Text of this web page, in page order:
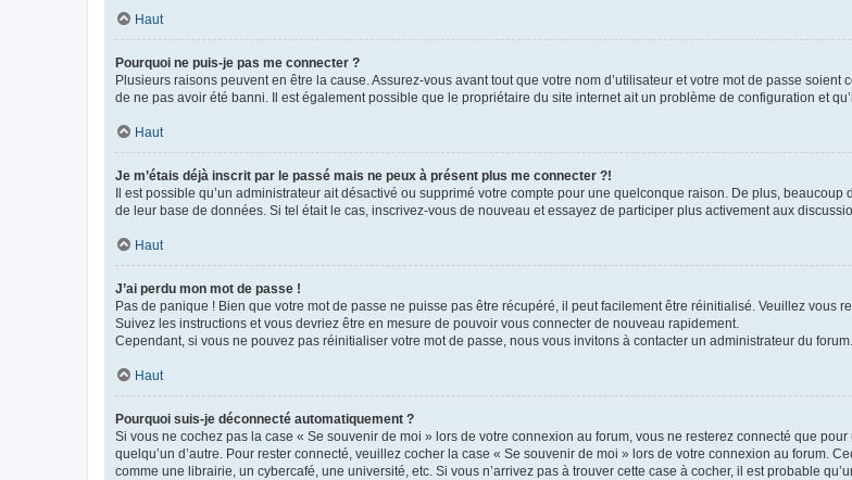
Haut
Pourquoi ne puis-je pas me connecter ?
Plusieurs raisons peuvent en être la cause. Assurez-vous avant tout que votre nom d’utilisateur et votre mot de passe
de ne pas avoir été banni. Il est également possible que le propriétaire du site internet ait un problème de configuration et
Haut
Je m’étais déjà inscrit par le passé mais ne peux à présent plus me connecter ?!
Il est possible qu’un administrateur ait désactivé ou supprimé votre compte pour une quelconque raison. De plus,
de leur base de données. Si tel était le cas, inscrivez-vous de nouveau et essayez de participer plus activement aux
Haut
J’ai perdu mon mot de passe !
Pas de panique ! Bien que votre mot de passe ne puisse pas être récupéré, il peut facilement être réinitialisé. Veuillez vous
Suivez les instructions et vous devriez être en mesure de pouvoir vous connecter de nouveau rapidement.
Cependant, si vous ne pouvez pas réinitialiser votre mot de passe, nous vous invitons à contacter un administrateur du forum.
Haut
Pourquoi suis-je déconnecté automatiquement ?
Si vous ne cochez pas la case « Se souvenir de moi » lors de votre connexion au forum, vous ne resterez connecté que
quelqu’un d’autre. Pour rester connecté, veuillez cocher la case « Se souvenir de moi » lors de votre connexion au forum.
comme une librairie, un cybercafé, une université, etc. Si vous n’arrivez pas à trouver cette case à cocher, il est probable